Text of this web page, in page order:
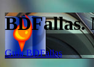
BDFallas.
Guía BDFallas